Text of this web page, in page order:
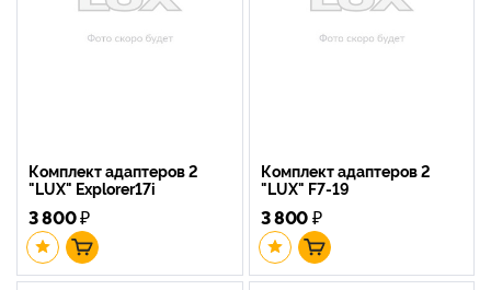
Комплект адаптеров 2
"LUX" Explorer17i
3 800₽
Комплект адаптеров 2
"LUX" F7-19
3 800₽